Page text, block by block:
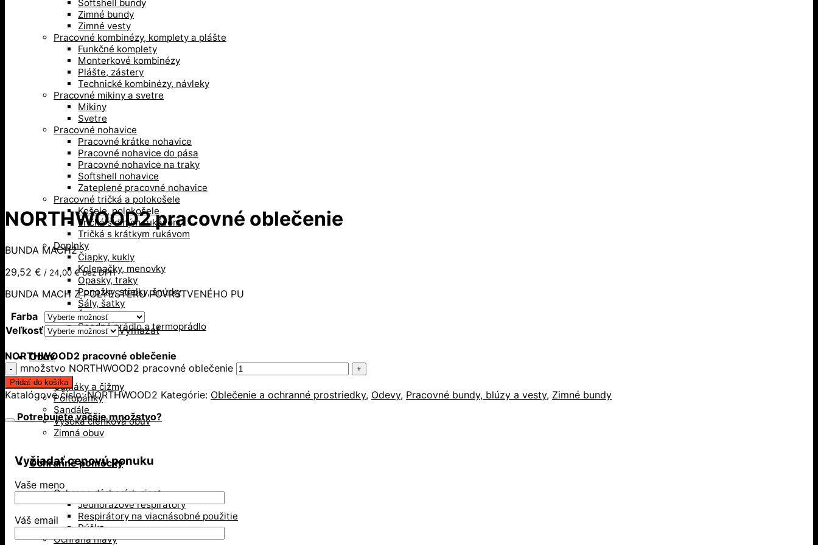
Softshell bundy
Zimné bundy
Zimné vesty
Pracovné kombinézy, komplety a plášte
Funkčné komplety
Monterkové kombinézy
Plášte, zástery
Technické kombinézy, návleky
Pracovné mikiny a svetre
Mikiny
Svetre
Pracovné nohavice
Pracovné krátke nohavice
Pracovné nohavice do pása
Pracovné nohavice na traky
Softshell nohavice
Zateplené pracovné nohavice
Pracovné tričká a polokošele
Košele, polokošele
Tričká s dlhým rukávom
Tričká s krátkym rukávom
Doplnky
Čiapky, kukly
Kolenačky, menovky
Opasky, traky
Ponožky, stielky, šnúrky
Šály, šatky
Šiltovky
Spodné prádlo a termoprádlo
Obuv
Gumáky a čižmy
Poltopánky
Sandále
Vysoká členková obuv
Zimná obuv
Ochranné pomôcky
Ochrana dýchacích ciest
Jednorázové respirátory
Respirátory na viacnásobné použitie
Rúška
Ochrana hlavy
NORTHWOOD2 pracovné oblečenie
BUNDA MACH2
29,52 € / 24,00 €bez DPH
BUNDA MACH Z POLYESTERU POVRSTVENÉHO PU
Farba
Veľkosť
Vymazať
NORTHWOOD2 pracovné oblečenie
množstvo NORTHWOOD2 pracovné oblečenie
Pridať do košíka
Katalógové číslo:NORTHWOOD2 Kategórie: Oblečenie a ochranné prostriedky, Odevy, Pracovné bundy, blúzy a vesty, Zimné bundy
Potrebujete väčšie množstvo?
Vyžiadať cenovú ponuku
Vaše meno
Váš email